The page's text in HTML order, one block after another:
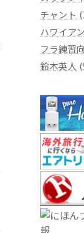
チャント
ハワイア
フラ練習
鈴木英人